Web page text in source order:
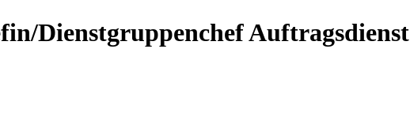
Dienstgruppenchef Auftragsdienst